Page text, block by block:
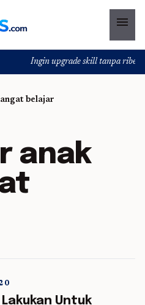
menu
Ingin upgrade skill tanpa ribet?
belajar
anak
5 min read
Lakukan Untuk